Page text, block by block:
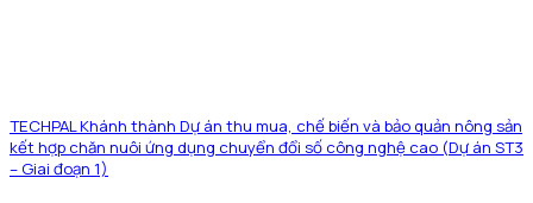
TECHPAL Khánh thành Dự án thu mua, chế biến và bảo quản nông sản
kết hợp chăn nuôi ứng dụng chuyển đổi số công nghệ cao (Dự án ST3
– Giai đoạn 1)